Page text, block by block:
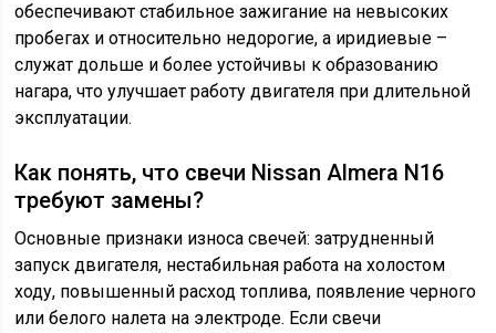
обеспечивают стабильное зажигание на невысоких
пробегах и относительно недорогие, а иридиевые –
служат дольше и более устойчивы к образованию
нагара, что улучшает работу двигателя при длительной
эксплуатации.
Как понять, что свечи Nissan Almera N16
требуют замены?
Основные признаки износа свечей: затрудненный
запуск двигателя, нестабильная работа на холостом
ходу, повышенный расход топлива, появление черного
или белого налета на электроде. Если свечи